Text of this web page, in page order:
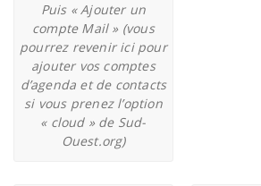
Puis « Ajouter un
compte Mail » (vous
pourrez revenir ici pour
ajouter vos comptes
d’agenda et de contacts
si vous prenez l’option
« cloud » de Sud-
Ouest.org)